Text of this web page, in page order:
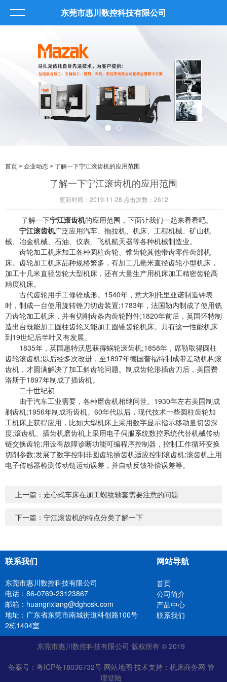
东莞市惠川数控科技有限公司
首页 > 企业动态 > 了解一下宁江滚齿机的应用范围
了解一下宁江滚齿机的应用范围
更新时间：2019-11-28 点击次数：2612
了解一下宁江滚齿机的应用范围，下面让我们一起来看看吧。
宁江滚齿机广泛应用汽车、拖拉机、机床、工程机械、矿山机
械、冶金机械、石油、仪表、飞机航天器等各种机械制造业。
齿轮加工机床加工各种圆柱齿轮、锥齿轮其他带齿零件齿部机
床。齿轮加工机床品种规格繁多，有加工几毫米直径齿轮小型机床，
加工十几米直径齿轮大型机床，还有大量生产用机床加工精密齿轮高
精度机床。
古代齿轮用手工修锉成形。1540年，意大利托里亚诺制造钟表
时，制成一台使用旋转锉刀切齿装置;1783年，法国勒内制成了使用铣
刀齿轮加工机床，并有切削齿条内齿轮附件;1820年前后，英国怀特制
造出台既能加工圆柱齿轮又能加工圆锥齿轮机床。具有这一性能机床
到19世纪后半叶又有发展。
1835年，英国惠特沃思获得蜗轮滚齿机;1858年，席勒取得圆柱
齿轮滚齿机;以后经多次改进，至1897年德国普福特制成带差动机构滚
齿机，才圆满解决了加工斜齿轮问题。制成齿轮形插齿刀后，美国费
洛斯于1897年制成了插齿机。
二十世纪初
由于汽车工业需要，各种磨齿机相继问世。1930年左右美国制成
剃齿机;1956年制成珩齿机。60年代以后，现代技术一些圆柱齿轮加
工机床上获得应用，比如大型机床上采用数字显示指示移动量切齿深
度;滚齿机、插齿机磨齿机上采用电子伺服系统数控系统代替机械传动
链交换齿轮;用设有故障诊断功能可编程序控制器，控制工作循环变换
切削参数;发展了数字控制非圆齿轮插齿机适应控制滚齿机;滚齿机上用
电子传感器检测传动链运动误差，并自动反馈补偿误差等。
上一篇： 走心式车床在加工螺纹轴套需要注意的问题
下一篇： 宁江滚齿机的特点分类了解一下
联系我们
东莞市惠川数控科技有限公司
电话：86-0769-23123867
邮箱：huangrixiang@dghcsk.com
地址：广东省东莞市南城街道科创路100号
2栋1404室
网站导航
首页
公司简介
产品中心
联系我们
东莞市惠川数控科技有限公司 版权所有 © 2019
备案号： 粤ICP备18036732号 网站地图 技术支持： 机床商务网 管
理登陆